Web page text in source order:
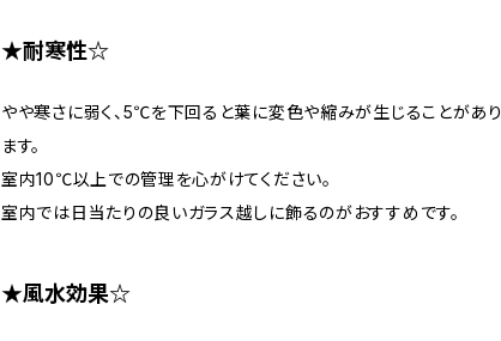
★耐寒性☆
やや寒さに弱く、5℃を下回ると葉に変色や縮みが生じることがあり
ます。
室内10℃以上での管理を心がけてください。
室内では日当たりの良いガラス越しに飾るのがおすすめです。
★風水効果☆